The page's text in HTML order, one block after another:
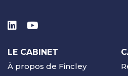
LE CABINET
À propos de Fincley